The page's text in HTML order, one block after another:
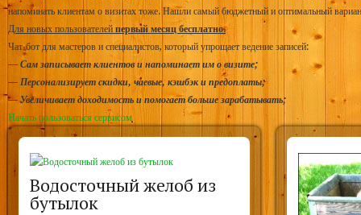
напоминать клиентам о визитах тоже. Нашли самый бюджетный и оптимальный
Для новых пользователей первый месяц бесплатно.
Чат-бот для мастеров и специалистов, который упрощает ведение записей:
— Сам записывает клиентов и напоминает им о визите;
— Персонализирует скидки, чаевые, кэшбэк и предоплаты;
—Увеличивает доходимость и помогает больше зарабатывать;
Начать пользоваться сервисом
Водосточный желоб из
бутылок